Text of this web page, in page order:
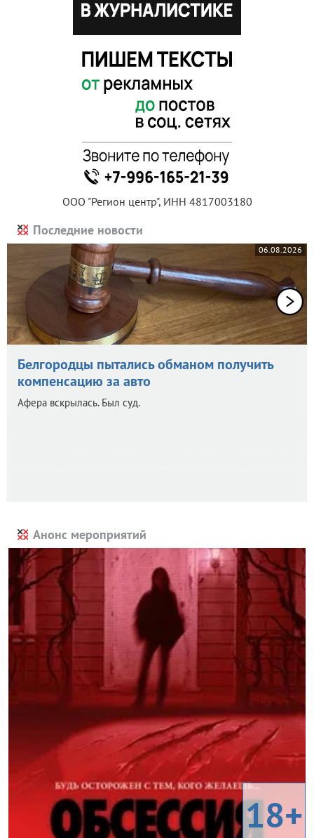
ООО "Регион центр", ИНН 4817003180
Последние новости
06.08.2026
Белгородцы пытались обманом получить
компенсацию за авто
Афера вскрылась. Был суд.
Анонс мероприятий
18+